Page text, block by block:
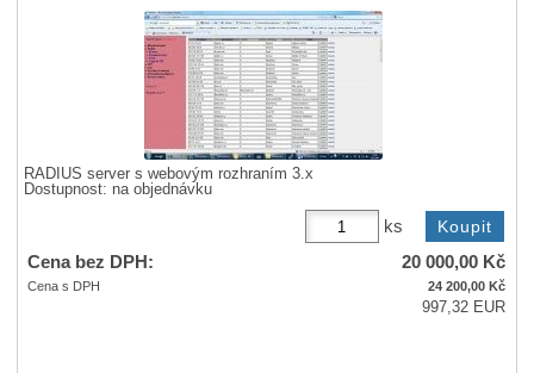
RADIUS server s webovým rozhraním 3.x
Dostupnost: na objednávku
ks
Cena bez DPH: 20 000,00 Kč
Cena s DPH 24 200,00 Kč
997,32 EUR